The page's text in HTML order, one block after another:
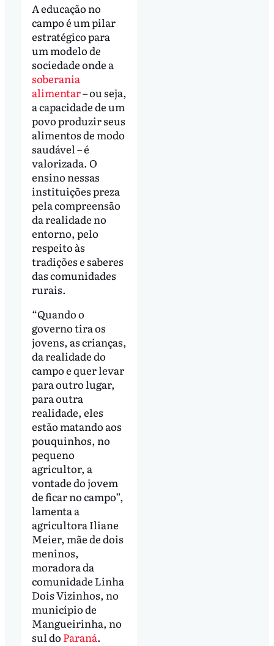
A educação no
campo é um pilar
estratégico para
um modelo de
sociedade onde a
soberania
alimentar– ou seja,
a capacidade de um
povo produzir seus
alimentos de modo
saudável – é
valorizada. O
ensino nessas
instituições preza
pela compreensão
da realidade no
entorno, pelo
respeito às
tradições e saberes
das comunidades
rurais.
“Quando o
governo tira os
jovens, as crianças,
da realidade do
campo e quer levar
para outro lugar,
para outra
realidade, eles
estão matando aos
pouquinhos, no
pequeno
agricultor, a
vontade do jovem
de ficar no campo”,
lamenta a
agricultora Iliane
Meier, mãe de dois
meninos,
moradora da
comunidade Linha
Dois Vizinhos, no
município de
Mangueirinha, no
sul do Paraná.